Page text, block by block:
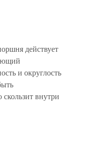
действует
и округлость
внутри